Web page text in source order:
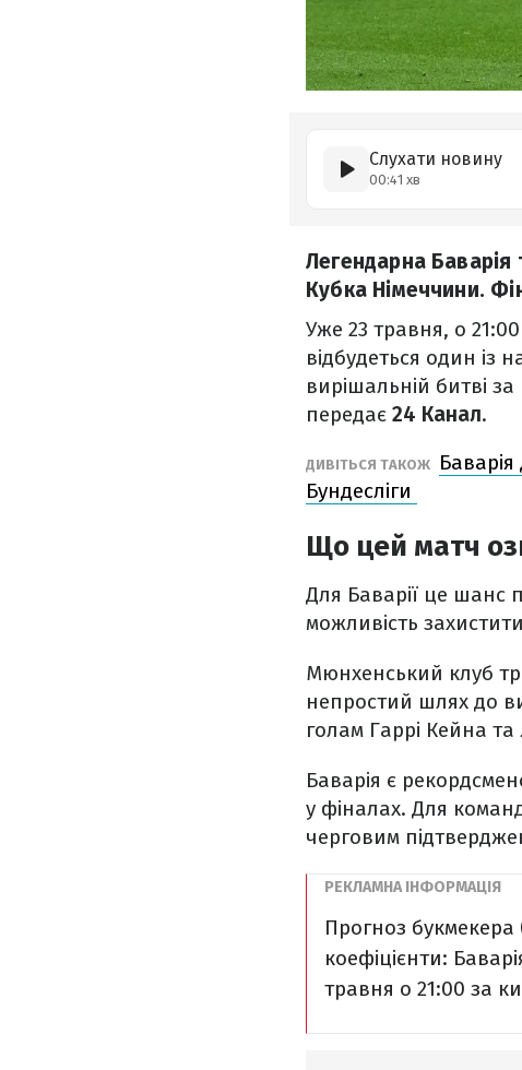
Слухати новину
00:41 хв
Легендарна
Кубка Німеччини.
Уже 23 травня, о 21:00
відбудеться один із
вирішальній битві
передає 24 Канал.
ДИВІТЬСЯ ТАКОЖ
Бундесліги
Що цей матч
Для Баварії це шанс
можливість
Мюнхенський клуб
непростий шлях до
голам Гаррі Кейна та
Баварія є
у фіналах. Для
черговим
Прогноз букмекера
коефіцієнти:
травня o 21:00 за